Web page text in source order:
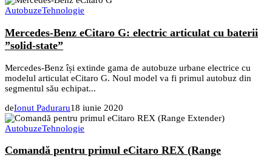
AutobuzeTehnologie
Mercedes-Benz eCitaro G: electric articulat cu baterii
”solid-state”
Mercedes-Benz își extinde gama de autobuze urbane electrice cu
modelul articulat eCitaro G. Noul model va fi primul autobuz din
segmentul său echipat...
deIonut Paduraru18 iunie 2020
AutobuzeTehnologie
Comandă pentru primul eCitaro REX (Range